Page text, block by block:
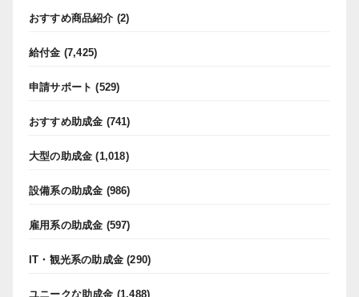
おすすめ商品紹介 (2)
給付金 (7,425)
申請サポート (529)
おすすめ助成金 (741)
大型の助成金 (1,018)
設備系の助成金 (986)
雇用系の助成金 (597)
IT・観光系の助成金 (290)
ユニークな助成金 (1,488)